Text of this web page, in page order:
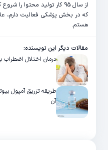
که در بخش پزشکی فعالیت دارم،
هستم.
مقالات دیگر این نویسنده:
درمان اختلال اضطراب
طریقه تزریق آمپول
آن